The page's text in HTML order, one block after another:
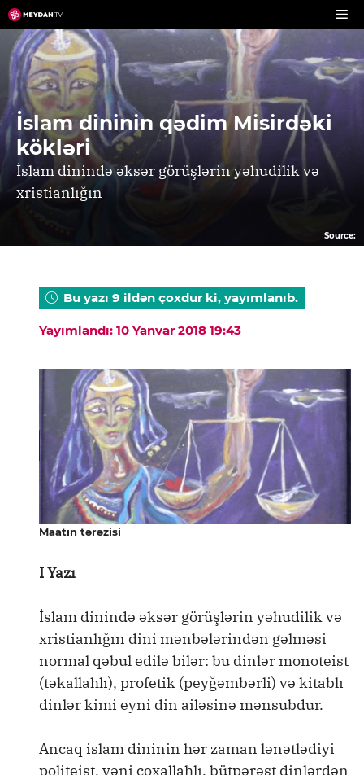
Skip
to
content
İslam dininin qədim Misirdəki
kökləri
İslam dinində əksər görüşlərin yəhudilik və
xristianlığın
Source:
Bu yazı 9 ildən çoxdur ki, yayımlanıb.
Yayımlandı: 10 Yanvar 2018 19:43
Maatın tərəzisi
I Yazı
İslam dinində əksər görüşlərin yəhudilik və
xristianlığın dini mənbələrindən gəlməsi
normal qəbul edilə bilər: bu dinlər monoteist
(təkallahlı), profetik (peyğəmbərli) və kitablı
dinlər kimi eyni din ailəsinə mənsubdur.
Ancaq islam dininin hər zaman lənətlədiyi
politeist, yəni çoxallahlı, bütpərəst dinlərdən